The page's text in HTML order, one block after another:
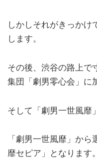
しかしそれがきっかけ
します。
その後、渋谷の路上で
集団「劇男零心会」に
そして「劇男一世風靡
「劇男一世風靡」か
靡セピア」となります。